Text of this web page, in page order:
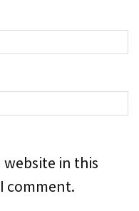
website in this
comment.